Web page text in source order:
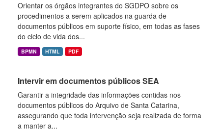
Orientar os órgãos integrantes do SGDPO sobre os
procedimentos a serem aplicados na guarda de
documentos públicos em suporte físico, em todas as fases
do ciclo de vida dos...
BPMN HTML PDF
Intervir em documentos públicos SEA
Garantir a integridade das informações contidas nos
documentos públicos do Arquivo de Santa Catarina,
assegurando que toda intervenção seja realizada de forma
a manter a...